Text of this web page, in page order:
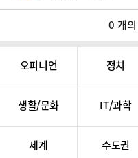
0 개
오피니언 정치
생활/문화 IT/과학
세계 수도권